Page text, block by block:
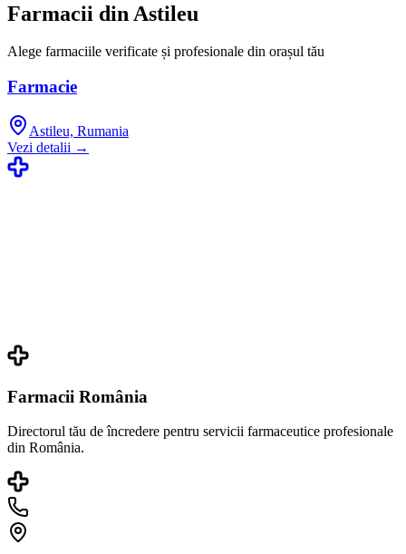
Farmacii din Astileu
Alege farmaciile verificate și profesionale din orașul tău
Farmacie
Astileu, Rumania
Vezi detalii →
Farmacii România
Directorul tău de încredere pentru servicii farmaceutice profesionale
din România.